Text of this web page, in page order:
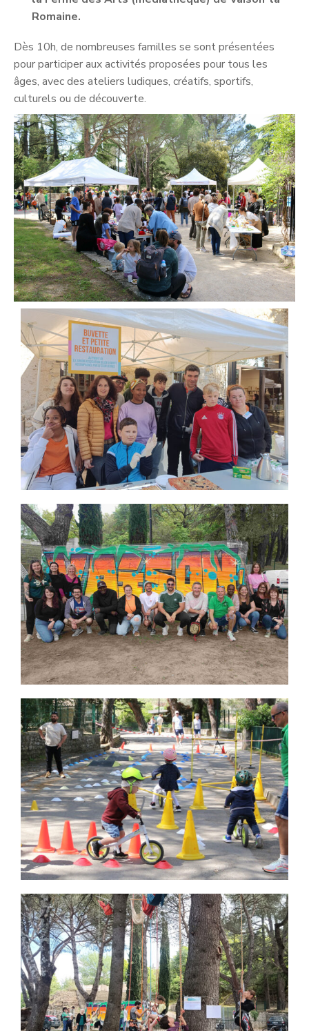
Romaine.
Dès 10h, de nombreuses familles se sont présentées
pour participer aux activités proposées pour tous les
âges, avec des ateliers ludiques, créatifs, sportifs,
culturels ou de découverte.